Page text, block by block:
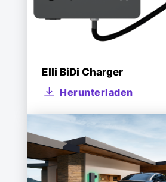
Elli BiDi Charger
Herunterladen